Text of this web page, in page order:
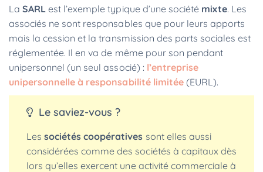
LaSARL est l’exemple typique d’une société mixte. Les
associés ne sont responsables que pour leurs apports
mais la cession et la transmission des parts sociales est
réglementée. Il en va de même pour son pendant
unipersonnel (un seul associé) : l’entreprise
unipersonnelle à responsabilité limitée(EURL).
Le saviez-vous ?
Lessociétés coopératives sont elles aussi
considérées comme des sociétés à capitaux dès
lors qu’elles exercent une activité commerciale à